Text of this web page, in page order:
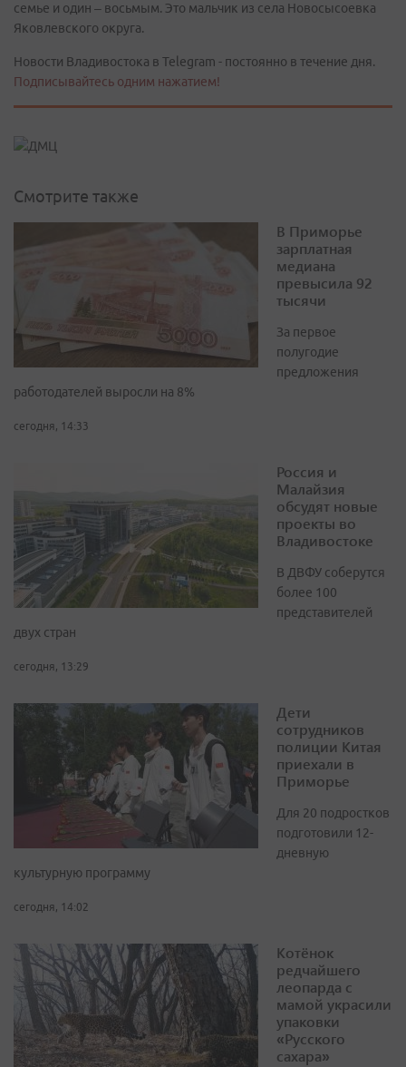
семье и один – восьмым. Это мальчик из села Новосысоевка
Яковлевского округа.
Новости Владивостока в Telegram - постоянно в течение дня.
Подписывайтесь одним нажатием!
Смотрите также
В Приморье
зарплатная
медиана
превысила 92
тысячи
За первое
полугодие
предложения
работодателей выросли на 8%
сегодня, 14:33
Россия и
Малайзия
обсудят новые
проекты во
Владивостоке
В ДВФУ соберутся
более 100
представителей
двух стран
сегодня, 13:29
Дети
сотрудников
полиции Китая
приехали в
Приморье
Для 20 подростков
подготовили 12-
дневную
культурную программу
сегодня, 14:02
Котёнок
редчайшего
леопарда с
мамой украсили
упаковки
«Русского
сахара»